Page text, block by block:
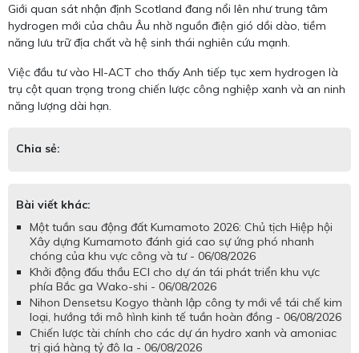
Giới quan sát nhận định Scotland đang nổi lên như trung tâm
hydrogen mới của châu Âu nhờ nguồn điện gió dồi dào, tiềm
năng lưu trữ địa chất và hệ sinh thái nghiên cứu mạnh.
Việc đầu tư vào HI-ACT cho thấy Anh tiếp tục xem hydrogen là
trụ cột quan trọng trong chiến lược công nghiệp xanh và an ninh
năng lượng dài hạn.
Chia sẻ:
Bài viết khác:
Một tuần sau động đất Kumamoto 2026: Chủ tịch Hiệp hội
Xây dựng Kumamoto đánh giá cao sự ứng phó nhanh
chóng của khu vực công và tư - 06/08/2026
Khởi động đấu thầu ECI cho dự án tái phát triển khu vực
phía Bắc ga Wako-shi - 06/08/2026
Nihon Densetsu Kogyo thành lập công ty mới về tái chế kim
loại, hướng tới mô hình kinh tế tuần hoàn đồng - 06/08/2026
Chiến lược tài chính cho các dự án hydro xanh và amoniac
trị giá hàng tỷ đô la - 06/08/2026